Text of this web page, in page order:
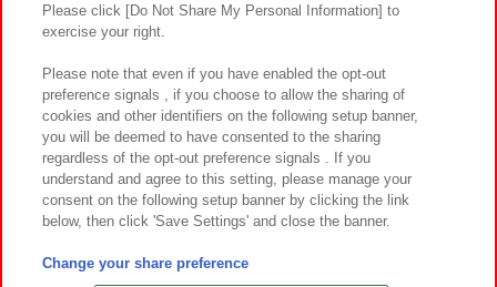
お取引先さまとともに
カスタマーハラスメント対応方針 よくあるご質問・お問い合わせ
©Bandai Namco Amusement Inc.
©Bandai Namco Amusement Lab Inc.
Please click [Do Not Share My Personal Information] to
exercise your right.
Please note that even if you have enabled the opt-out
preference signals , if you choose to allow the sharing of
cookies and other identifiers on the following setup banner,
you will be deemed to have consented to the sharing
regardless of the opt-out preference signals . If you
understand and agree to this setting, please manage your
consent on the following setup banner by clicking the link
below, then click 'Save Settings' and close the banner.
Change your share preference